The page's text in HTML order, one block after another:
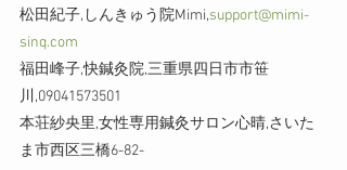
松田紀子,しんきゅう院Mimi,support@mimi-
sinq.com
福田峰子,快鍼灸院,三重県四日市市笹
川,09041573501
本荘紗央里,女性専用鍼灸サロン心晴,さいた
ま市西区三橋6-82-